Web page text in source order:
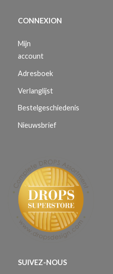
CONNEXION
Mijn
account
Adresboek
Verlanglijst
Bestelgeschiedenis
Nieuwsbrief
SUIVEZ-NOUS